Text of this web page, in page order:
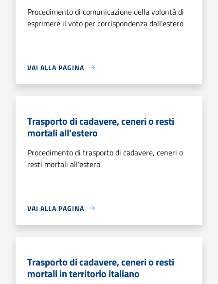
Procedimento di comunicazione della volontà di
esprimere il voto per corrispondenza dall'estero
VAI ALLA PAGINA
Trasporto di cadavere, ceneri o resti
mortali all'estero
Procedimento di trasporto di cadavere, ceneri o
resti mortali all'estero
VAI ALLA PAGINA
Trasporto di cadavere, ceneri o resti
mortali in territorio italiano